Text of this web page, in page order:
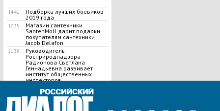
14:41
Подборка лучших боевиков
2019 года
17:35
Магазин сантехники
SantehMoll дарит подарки
покупателям сантехники
Jacob Delafon
21:38
Руководитель
Росприроднадзора
Радионова Светлана
Геннадьевна развивает
институт общественных
инспекторов.
ВСЕ НОВОСТИ »